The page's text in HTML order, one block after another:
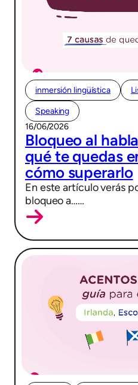
inmersión lingüística
Speaking
16/06/2026
Bloqueo al
qué te quedas
cómo superarlo
En este artículo verás
bloqueo a……